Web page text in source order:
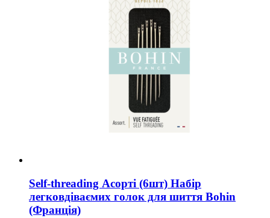
Self-threading Асорті (6шт) Набір
легковдіваємих голок для шиття Bohin
(Франція)